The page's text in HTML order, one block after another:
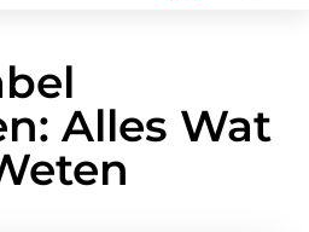
Alles Wat